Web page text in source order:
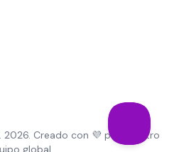
2026. Creado con 💜 por nuestro
global.